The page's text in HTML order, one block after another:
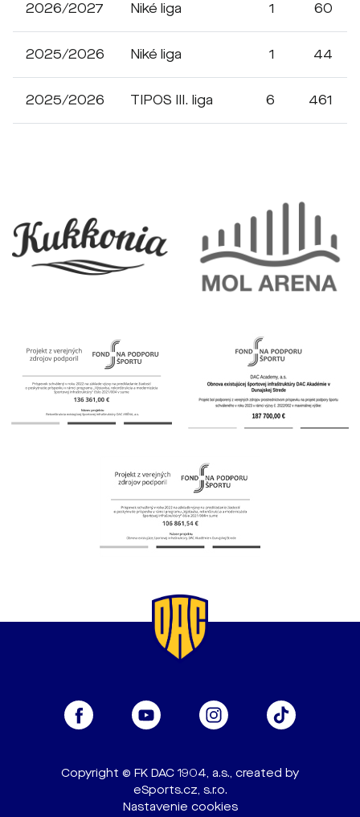
2026/2027 Niké liga 1 60
2025/2026 Niké liga 1 44
2025/2026 TIPOS III. liga 6 461
Copyright © FK DAC 1904, a.s., created by
eSports.cz, s.r.o.
Nastavenie cookies